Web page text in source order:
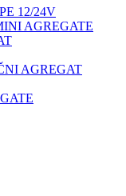
12/24V
AGREGATE
AGREGAT